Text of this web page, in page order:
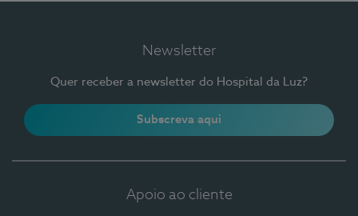
Newsletter
Quer receber a newsletter do Hospital da Luz?
Subscreva aqui
Apoio ao cliente